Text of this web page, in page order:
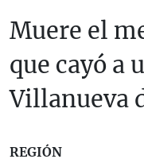
Muere el
que cayó a
Villanueva
REGIÓN